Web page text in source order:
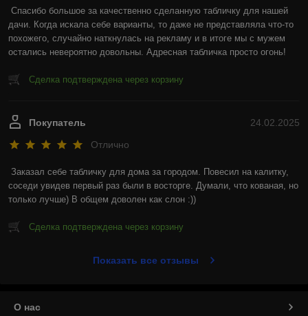
Спасибо большое за качественно сделанную табличку для нашей
дачи. Когда искала себе варианты, то даже не представляла что-то
похожего, случайно наткнулась на рекламу и в итоге мы с мужем
остались невероятно довольны. Адресная табличка просто огонь!
Сделка подтверждена через корзину
24.02.2025
Покупатель
Отлично
Заказал себе табличку для дома за городом. Повесил на калитку,
соседи увидев первый раз были в восторге. Думали, что кованая, но
только лучше) В общем доволен как слон :))
Сделка подтверждена через корзину
Показать все отзывы
О нас